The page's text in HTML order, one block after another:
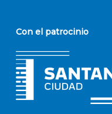
Con el patrocinio